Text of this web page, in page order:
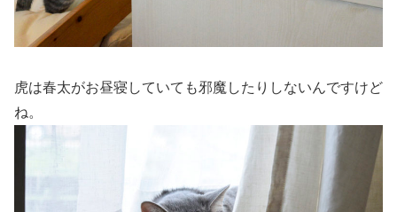
虎は春太がお昼寝していても邪魔したりしないんですけど
ね。